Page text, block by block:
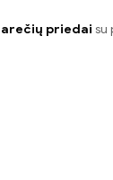
priedai su